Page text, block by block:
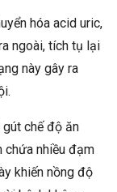
hóa acid uric,
ngoài, tích tụ lại
này gây ra
gút chế độ ăn
chứa nhiều đạm
khiến nồng độ